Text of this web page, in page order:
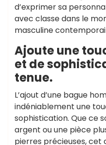
d’exprimer sa
avec classe dans le
masculine
Ajoute une
et de
tenue.
L’ajout d’une bague
indéniablement une
sophistication. Que ce
argent ou une pièce
pierres précieuses, cet